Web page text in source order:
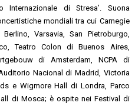
Internazionale di Stresa’. Suona
mondiali tra cui Carnegie
Varsavia, San Pietroburgo,
Teatro Colon di Buenos Aires,
di Amsterdam, NCPA di
Nacional di Madrid, Victoria
e Wigmore Hall di Londra, Parco
di Mosca; è ospite nei Festival di